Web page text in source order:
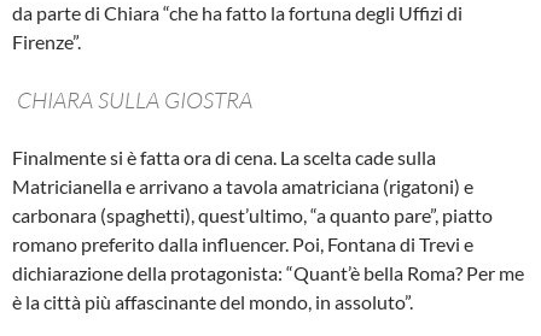
da parte di Chiara “che ha fatto la fortuna degli Uffizi di
Firenze”.
CHIARA SULLA GIOSTRA
Finalmente si è fatta ora di cena. La scelta cade sulla
Matricianella e arrivano a tavola amatriciana (rigatoni) e
carbonara (spaghetti), quest’ultimo, “a quanto pare”, piatto
romano preferito dalla influencer. Poi, Fontana di Trevi e
dichiarazione della protagonista: “Quant’è bella Roma? Per me
è la città più affascinante del mondo, in assoluto”.